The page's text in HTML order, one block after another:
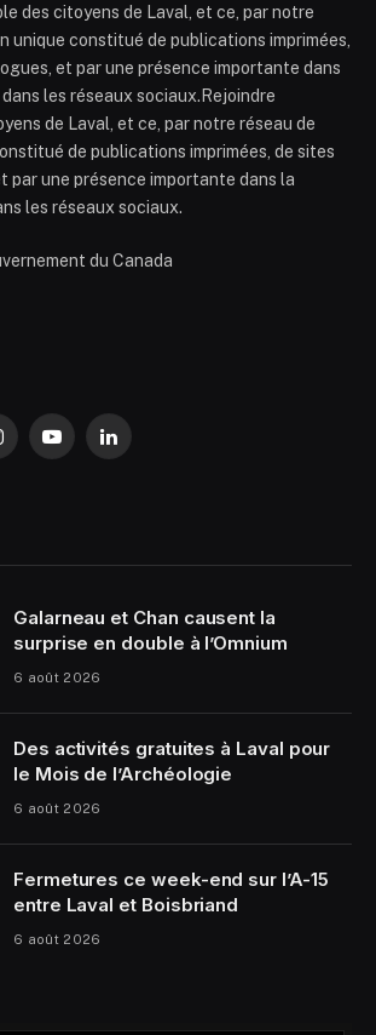
des citoyens de Laval, et ce, par notre
unique constitué de publications imprimées,
et par une présence importante dans
les réseaux sociaux.Rejoindre
de Laval, et ce, par notre réseau de
de publications imprimées, de sites
par une présence importante dans la
les réseaux sociaux.
du Canada
YouTubeLinkedIn
Galarneau et Chan causent la
surprise en double à l’Omnium
6 août 2026
Des activités gratuites à Laval pour
le Mois de l’Archéologie
6 août 2026
Fermetures ce week-end sur l’A-15
entre Laval et Boisbriand
6 août 2026